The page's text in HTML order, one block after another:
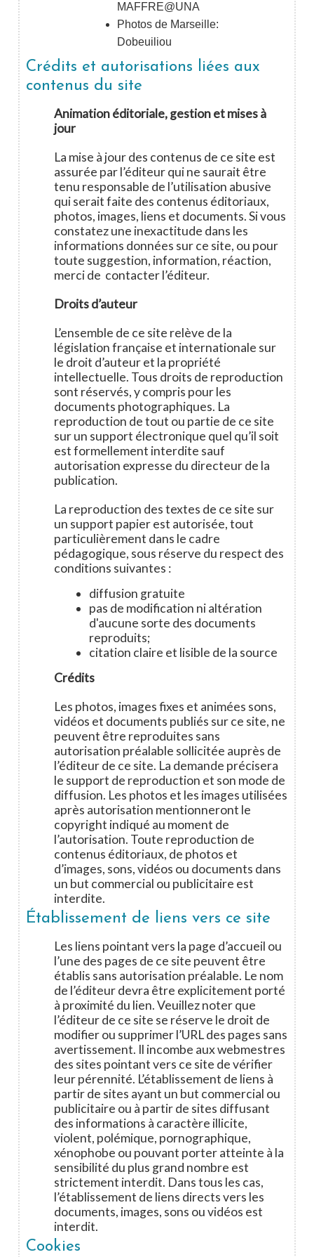
MAFFRE@UNA
Photos de Marseille:
Dobeuiliou
Crédits et autorisations liées aux
contenus du site
Animation éditoriale, gestion et mises à
jour
La mise à jour des contenus de ce site est
assurée par l’éditeur qui ne saurait être
tenu responsable de l’utilisation abusive
qui serait faite des contenus éditoriaux,
photos, images, liens et documents. Si vous
constatez une inexactitude dans les
informations données sur ce site, ou pour
toute suggestion, information, réaction,
merci de contacter l’éditeur.
Droits d’auteur
L’ensemble de ce site relève de la
législation française et internationale sur
le droit d’auteur et la propriété
intellectuelle. Tous droits de reproduction
sont réservés, y compris pour les
documents photographiques. La
reproduction de tout ou partie de ce site
sur un support électronique quel qu’il soit
est formellement interdite sauf
autorisation expresse du directeur de la
publication.
La reproduction des textes de ce site sur
un support papier est autorisée, tout
particulièrement dans le cadre
pédagogique, sous réserve du respect des
conditions suivantes :
diffusion gratuite
pas de modification ni altération
d'aucune sorte des documents
reproduits;
citation claire et lisible de la source
Crédits
Les photos, images fixes et animées sons,
vidéos et documents publiés sur ce site, ne
peuvent être reproduites sans
autorisation préalable sollicitée auprès de
l’éditeur de ce site. La demande précisera
le support de reproduction et son mode de
diffusion. Les photos et les images utilisées
après autorisation mentionneront le
copyright indiqué au moment de
l’autorisation. Toute reproduction de
contenus éditoriaux, de photos et
d’images, sons, vidéos ou documents dans
un but commercial ou publicitaire est
interdite.
Établissement de liens vers ce site
Les liens pointant vers la page d’accueil ou
l’une des pages de ce site peuvent être
établis sans autorisation préalable. Le nom
de l’éditeur devra être explicitement porté
à proximité du lien. Veuillez noter que
l’éditeur de ce site se réserve le droit de
modifier ou supprimer l’URL des pages sans
avertissement. Il incombe aux webmestres
des sites pointant vers ce site de vérifier
leur pérennité. L’établissement de liens à
partir de sites ayant un but commercial ou
publicitaire ou à partir de sites diffusant
des informations à caractère illicite,
violent, polémique, pornographique,
xénophobe ou pouvant porter atteinte à la
sensibilité du plus grand nombre est
strictement interdit. Dans tous les cas,
l’établissement de liens directs vers les
documents, images, sons ou vidéos est
interdit.
Cookies